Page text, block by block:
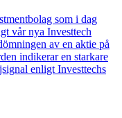
som i dag
vår nya Investtech
av en aktie på
indikerar en starkare
enligt Investtechs